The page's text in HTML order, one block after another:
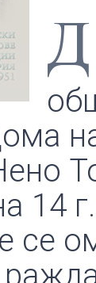
Д
14
се